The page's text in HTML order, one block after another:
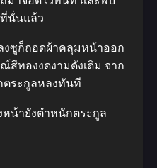
นั่นแล้ว
ซูก็ถอดผ้าคลุมหน้าออก
สีทองงดงามดังเดิม จาก
ตระกูลหลงทันที
น้ายังตำหนักตระกูล